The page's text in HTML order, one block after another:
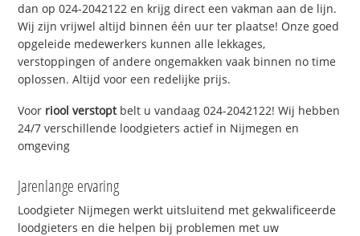
dan op 024-2042122 en krijg direct een vakman aan de lijn.
Wij zijn vrijwel altijd binnen één uur ter plaatse! Onze goed
opgeleide medewerkers kunnen alle lekkages,
verstoppingen of andere ongemakken vaak binnen no time
oplossen. Altijd voor een redelijke prijs.
Voor riool verstoptbelt u vandaag 024-2042122! Wij hebben
24/7 verschillende loodgieters actief in Nijmegen en
omgeving
Jarenlange ervaring
Loodgieter Nijmegen werkt uitsluitend met gekwalificeerde
loodgieters en die helpen bij problemen met uw